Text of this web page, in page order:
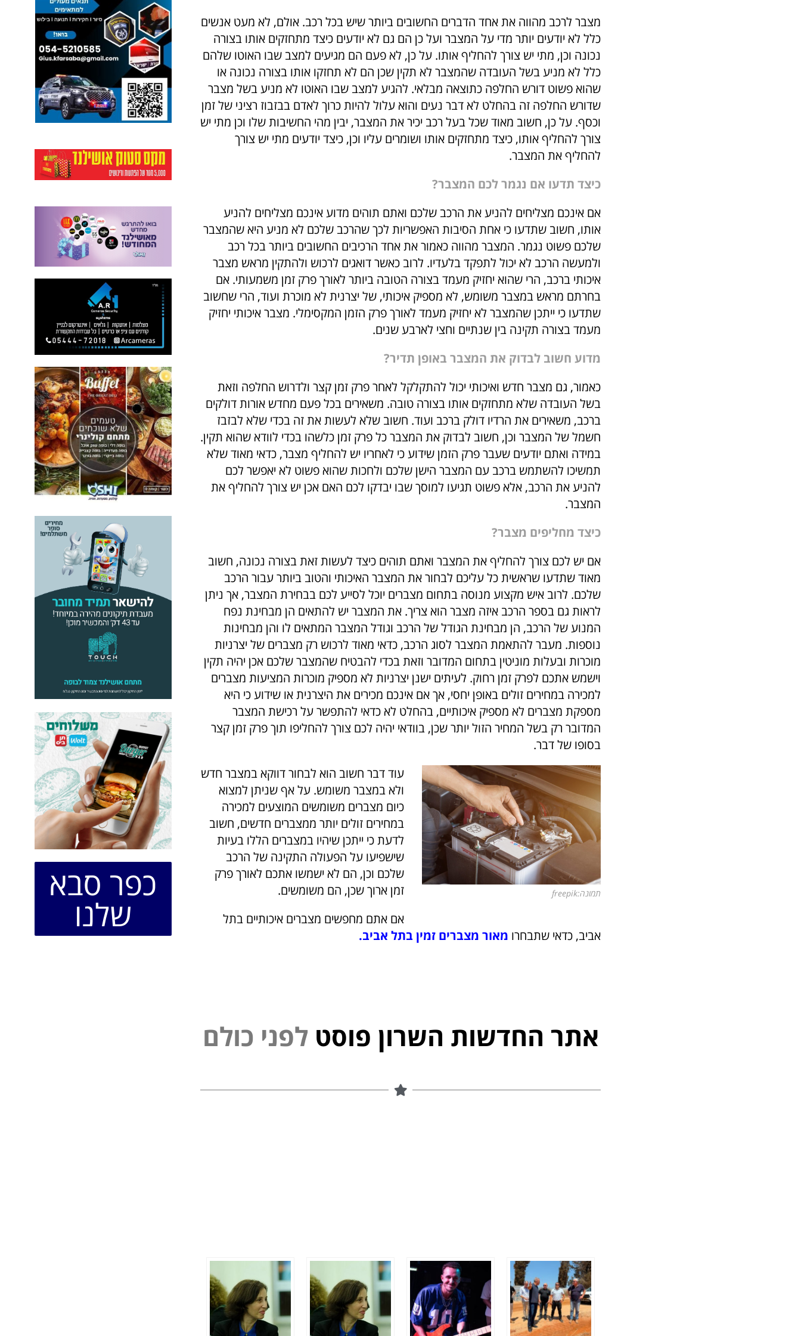
מצבר לרכב מהווה את אחד הדברים החשובים ביותר שיש בכל רכב. אולם, לא מעט אנשים
כלל לא יודעים יותר מדי על המצבר ועל כן הם גם לא יודעים כיצד מתחזקים אותו בצורה
נכונה וכן, מתי יש צורך להחליף אותו. על כן, לא פעם הם מגיעים למצב שבו האוטו שלהם
כלל לא מניע בשל העובדה שהמצבר לא תקין שכן הם לא תחזקו אותו בצורה נכונה או
שהוא פשוט דורש החלפה כתוצאה מבלאי. להגיע למצב שבו האוטו לא מניע בשל מצבר
שדורש החלפה זה בהחלט לא דבר נעים והוא עלול להיות כרוך לאדם בבזבוז רציני של זמן
וכסף. על כן, חשוב מאוד שכל בעל רכב יכיר את המצבר, יבין מהי החשיבות שלו וכן מתי יש
צורך להחליף אותו, כיצד מתחזקים אותו ושומרים עליו וכן, כיצד יודעים מתי יש צורך
להחליף את המצבר.
כיצד תדעו אם נגמר לכם המצבר?
אם אינכם מצליחים להניע את הרכב שלכם ואתם תוהים מדוע אינכם מצליחים להניע
אותו, חשוב שתדעו כי אחת הסיבות האפשריות לכך שהרכב שלכם לא מניע היא שהמצבר
שלכם פשוט נגמר. המצבר מהווה כאמור את אחד הרכיבים החשובים ביותר בכל רכב
ולמעשה הרכב לא יכול לתפקד בלעדיו. לרוב כאשר דואגים לרכוש ולהתקין מראש מצבר
איכותי ברכב, הרי שהוא יחזיק מעמד בצורה הטובה ביותר לאורך פרק זמן משמעותי. אם
בחרתם מראש במצבר משומש, לא מספיק איכותי, של יצרנית לא מוכרת ועוד, הרי שחשוב
שתדעו כי ייתכן שהמצבר לא יחזיק מעמד לאורך פרק הזמן המקסימלי. מצבר איכותי יחזיק
מעמד בצורה תקינה בין שנתיים וחצי לארבע שנים.
מדוע חשוב לבדוק את המצבר באופן תדיר?
כאמור, גם מצבר חדש ואיכותי יכול להתקלקל לאחר פרק זמן קצר ולדרוש החלפה וזאת
בשל העובדה שלא מתחזקים אותו בצורה טובה. משאירים בכל פעם מחדש אורות דולקים
ברכב, משאירים את הרדיו דולק ברכב ועוד. חשוב שלא לעשות את זה בכדי שלא לבזבז
חשמל של המצבר וכן, חשוב לבדוק את המצבר כל פרק זמן כלשהו בכדי לוודא שהוא תקין.
במידה ואתם יודעים שעבר פרק הזמן שידוע כי לאחריו יש להחליף מצבר, כדאי מאוד שלא
תמשיכו להשתמש ברכב עם המצבר הישן שלכם ולחכות שהוא פשוט לא יאפשר לכם
להניע את הרכב, אלא פשוט תגיעו למוסך שבו יבדקו לכם האם אכן יש צורך להחליף את
המצבר.
כיצד מחליפים מצבר?
אם יש לכם צורך להחליף את המצבר ואתם תוהים כיצד לעשות זאת בצורה נכונה, חשוב
מאוד שתדעו שראשית כל עליכם לבחור את המצבר האיכותי והטוב ביותר עבור הרכב
שלכם. לרוב איש מקצוע מנוסה בתחום מצברים יוכל לסייע לכם בבחירת המצבר, אך ניתן
לראות גם בספר הרכב איזה מצבר הוא צריך. את המצבר יש להתאים הן מבחינת נפח
המנוע של הרכב, הן מבחינת הגודל של הרכב וגודל המצבר המתאים לו והן מבחינות
נוספות. מעבר להתאמת המצבר לסוג הרכב, כדאי מאוד לרכוש רק מצברים של יצרניות
מוכרות ובעלות מוניטין בתחום המדובר וזאת בכדי להבטיח שהמצבר שלכם אכן יהיה תקין
וישמש אתכם לפרק זמן רחוק. לעיתים ישנן יצרניות לא מספיק מוכרות המציעות מצברים
למכירה במחירים זולים באופן יחסי, אך אם אינכם מכירים את היצרנית או שידוע כי היא
מספקת מצברים לא מספיק איכותיים, בהחלט לא כדאי להתפשר על רכישת המצבר
המדובר רק בשל המחיר הזול יותר שכן, בוודאי יהיה לכם צורך להחליפו תוך פרק זמן קצר
בסופו של דבר.
תמונה:freepik
עוד דבר חשוב הוא לבחור דווקא במצבר חדש
ולא במצבר משומש. על אף שניתן למצוא
כיום מצברים משומשים המוצעים למכירה
במחירים זולים יותר ממצברים חדשים, חשוב
לדעת כי ייתכן שיהיו במצברים הללו בעיות
שישפיעו על הפעולה התקינה של הרכב
שלכם וכן, הם לא ישמשו אתכם לאורך פרק
זמן ארוך שכן, הם משומשים.
אם אתם מחפשים מצברים איכותיים בתל
אביב, כדאי שתבחרו מאור מצברים זמין בתל אביב.
אתר החדשות השרון פוסט כ ולם
כפר סבא
שלנו